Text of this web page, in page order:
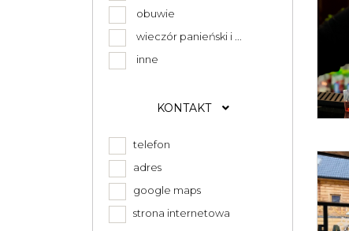
obuwie
wieczór panieński i ...
inne
KONTAKT
telefon
adres
google maps
strona internetowa